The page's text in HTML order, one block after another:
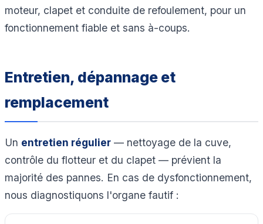
moteur, clapet et conduite de refoulement, pour un
fonctionnement fiable et sans à-coups.
Entretien, dépannage et
remplacement
Un entretien régulier — nettoyage de la cuve,
contrôle du flotteur et du clapet — prévient la
majorité des pannes. En cas de dysfonctionnement,
nous diagnostiquons l'organe fautif :